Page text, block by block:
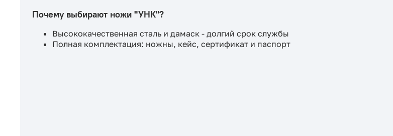
Почему выбирают ножи "УНК"?
Высококачественная сталь и дамаск - долгий срок службы
Полная комплектация: ножны, кейс, сертификат и паспорт